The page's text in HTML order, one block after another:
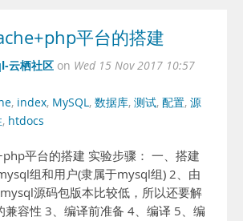
平台的搭建
云栖社区 on Wed 15 Nov 2017 10:57
, index, MySQL, 数据库, 测试, 配置, 源
, htdocs
平台的搭建 实验步骤： 一、搭建
组和用户(隶属于mysql组) 2、由
源码包版本比较低，所以还要解
兼容性 3、编译前准备 4、编译 5、编